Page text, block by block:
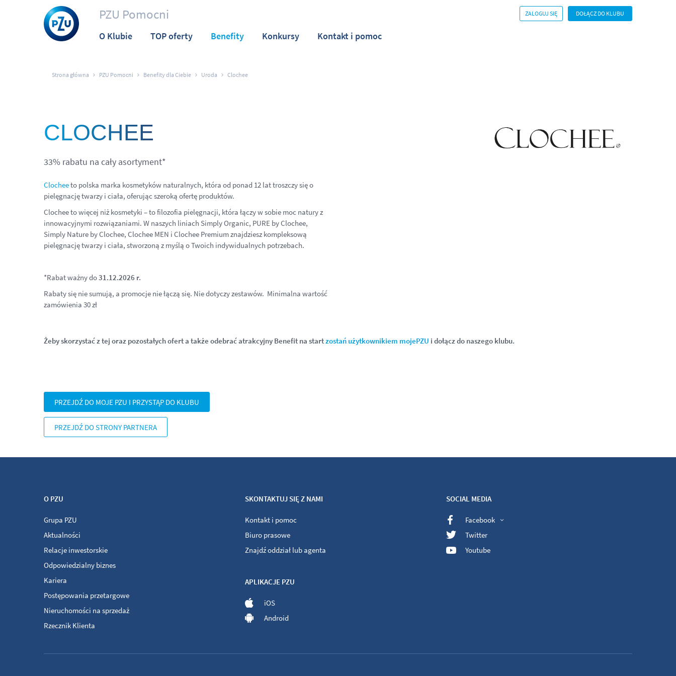
PZU Pomocni
O Klubie TOP oferty Benefity Konkursy Kontakt i pomoc
ZALOGUJ SIĘ DOŁĄCZ DO KLUBU
Strona główna PZU Pomocni Benefity dla Ciebie Uroda Clochee
CLOCHEE
33% rabatu na cały asortyment*
Clocheeto polska marka kosmetyków naturalnych, która od ponad 12 lat troszczy się o
pielęgnację twarzy i ciała, oferując szeroką ofertę produktów.
Clochee to więcej niż kosmetyki – to filozofia pielęgnacji, która łączy w sobie moc natury z
innowacyjnymi rozwiązaniami. W naszych liniach Simply Organic, PURE by Clochee,
Simply Nature by Clochee, Clochee MEN i Clochee Premium znajdziesz kompleksową
pielęgnację twarzy i ciała, stworzoną z myślą o Twoich indywidualnych potrzebach.
*Rabat ważny do31.12.2026 r.
Rabaty się nie sumują, a promocje nie łączą się. Nie dotyczy zestawów. Minimalna wartość
zamówienia 30 zł
Żeby skorzystać z tej oraz pozostałych ofert a także odebrać atrakcyjny Benefit na startzostań użytkownikiem mojePZU i dołącz do naszego klubu.
PRZEJDŹ DO MOJE PZU I PRZYSTĄP DO KLUBU
PRZEJDŹ DO STRONY PARTNERA
O PZU
Grupa PZU
Aktualności
Relacje inwestorskie
Odpowiedzialny biznes
Kariera
Postępowania przetargowe
Nieruchomości na sprzedaż
Rzecznik Klienta
SKONTAKTUJ SIĘ Z NAMI
Kontakt i pomoc
Biuro prasowe
Znajdź oddział lub agenta
APLIKACJE PZU
iOS
Android
SOCIAL MEDIA
Facebook
Twitter
Youtube